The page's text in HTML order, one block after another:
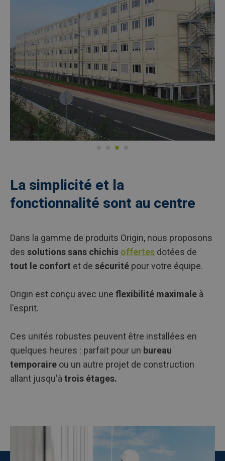
La simplicité et la
fonctionnalité sont au centre
Dans la gamme de produits Origin, nous proposons
des solutions sans chichis offertes dotées de
tout le confort et de sécurité pour votre équipe.
Origin est conçu avec une flexibilité maximale à
l'esprit.
Ces unités robustes peuvent être installées en
quelques heures : parfait pour un bureau
temporaire ou un autre projet de construction
allant jusqu'à trois étages.